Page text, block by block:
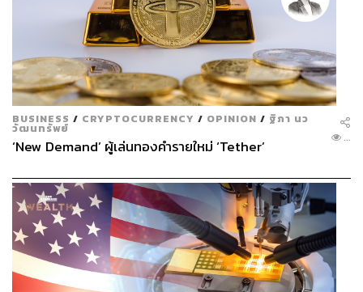
BUSINESS / CRYPTOCURRENCY / OPINION / ฐิภา นว
วัฒนทรัพย์
‘New Demand’ ผู้เล่นทองคำรายใหม่ ‘Tether’ ...